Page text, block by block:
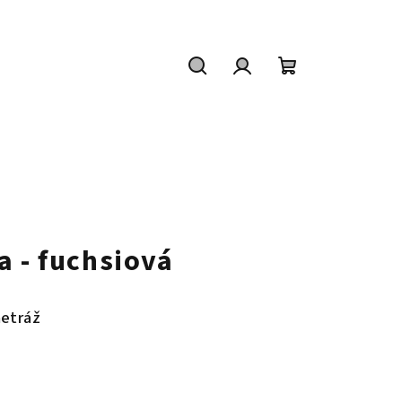
- fuchsiová